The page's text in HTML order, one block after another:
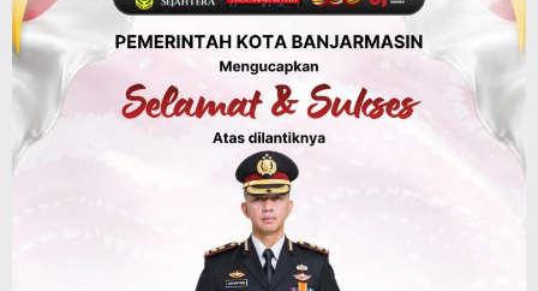
Banjarbaru–Batulicin
Agustus 6, 2026
Dinas Kehutanan Kalsel
Tahura Sultan Adam Sempat Alami
Kebakaran Lahan, Api Berhasil
Dipadamkan, Kadishut Kalsel
Memimpin Langsung Aksi di Lapangan